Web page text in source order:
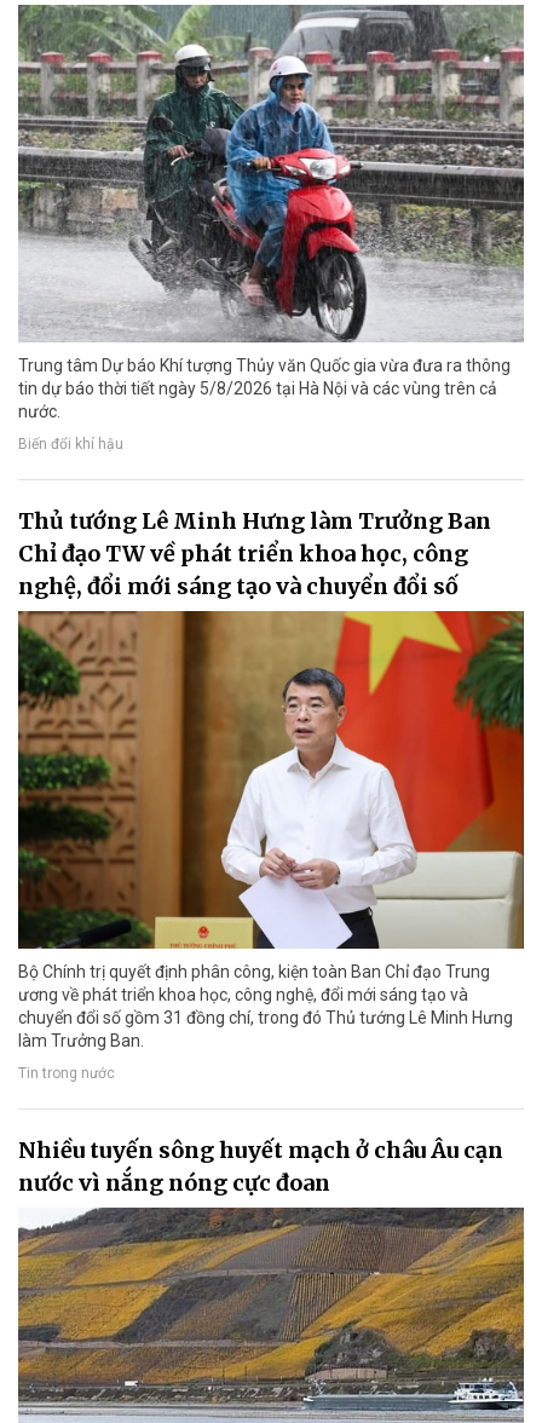
Trung tâm Dự báo Khí tượng Thủy văn Quốc gia vừa đưa ra thông
tin dự báo thời tiết ngày 5/8/2026 tại Hà Nội và các vùng trên cả
nước.
Biến đổi khí hậu
Thủ tướng Lê Minh Hưng làm Trưởng Ban
Chỉ đạo TW về phát triển khoa học, công
nghệ, đổi mới sáng tạo và chuyển đổi số
Bộ Chính trị quyết định phân công, kiện toàn Ban Chỉ đạo Trung
ương về phát triển khoa học, công nghệ, đổi mới sáng tạo và
chuyển đổi số gồm 31 đồng chí, trong đó Thủ tướng Lê Minh Hưng
làm Trưởng Ban.
Tin trong nước
Nhiều tuyến sông huyết mạch ở châu Âu cạn
nước vì nắng nóng cực đoan